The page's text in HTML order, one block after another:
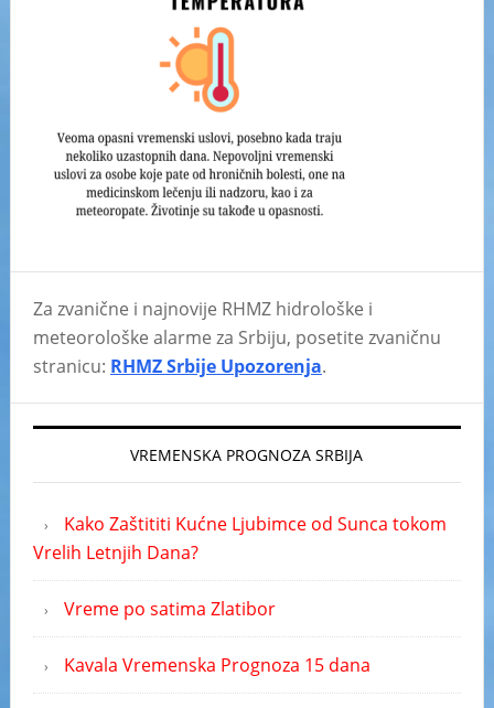
Za zvanične i najnovije RHMZ hidrološke i
meteorološke alarme za Srbiju, posetite zvaničnu
stranicu: RHMZ Srbije Upozorenja.
VREMENSKA PROGNOZA SRBIJA
Kako Zaštititi Kućne Ljubimce od Sunca tokom
Vrelih Letnjih Dana?
Vreme po satima Zlatibor
Kavala Vremenska Prognoza 15 dana